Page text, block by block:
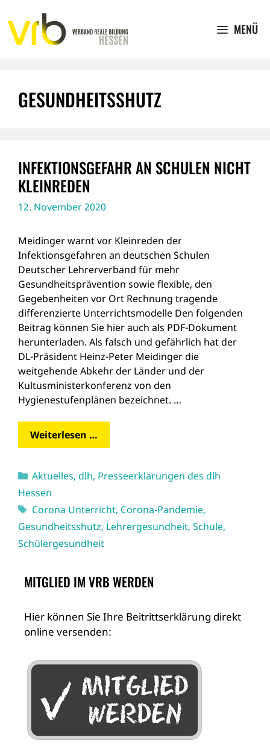
Inhalt
springen
MENÜ
GESUNDHEITSSHUTZ
INFEKTIONSGEFAHR AN SCHULEN NICHT
KLEINREDEN
12. November 2020
Meidinger warnt vor Kleinreden der
Infektionsgefahren an deutschen Schulen
Deutscher Lehrerverband für mehr
Gesundheitsprävention sowie flexible, den
Gegebenheiten vor Ort Rechnung tragende
differenzierte Unterrichtsmodelle Den folgenden
Beitrag können Sie hier auch als PDF-Dokument
herunterladen. Als falsch und gefährlich hat der
DL-Präsident Heinz-Peter Meidinger die
weitgehende Abkehr der Länder und der
Kultusministerkonferenz von den
Hygienestufenplänen bezeichnet. …
Weiterlesen …
Kategorien
Aktuelles, dlh, Presseerklärungen des dlh
Hessen
Schlagwörter
Corona Unterricht, Corona-Pandemie,
Gesundheitsshutz, Lehrergesundheit, Schule,
Schülergesundheit
MITGLIED IM VRB WERDEN
Hier können Sie Ihre Beitrittserklärung direkt
online versenden: